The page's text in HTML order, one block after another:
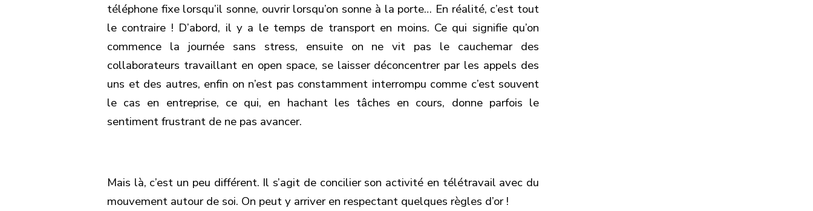
téléphone fixe lorsqu’il sonne, ouvrir lorsqu’on sonne à la porte… En réalité, c’est tout
le contraire ! D’abord, il y a le temps de transport en moins. Ce qui signifie qu’on
commence la journée sans stress, ensuite on ne vit pas le cauchemar des
collaborateurs travaillant en open space, se laisser déconcentrer par les appels des
uns et des autres, enfin on n’est pas constamment interrompu comme c’est souvent
le cas en entreprise, ce qui, en hachant les tâches en cours, donne parfois le
sentiment frustrant de ne pas avancer.
Mais là, c’est un peu différent. Il s’agit de concilier son activité en télétravail avec du
mouvement autour de soi. On peut y arriver en respectant quelques règles d’or !